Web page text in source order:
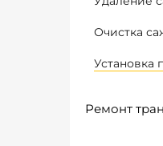
Очистка
Установка
Ремонт